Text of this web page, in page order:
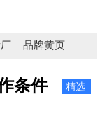
品牌黄页
条件 精选